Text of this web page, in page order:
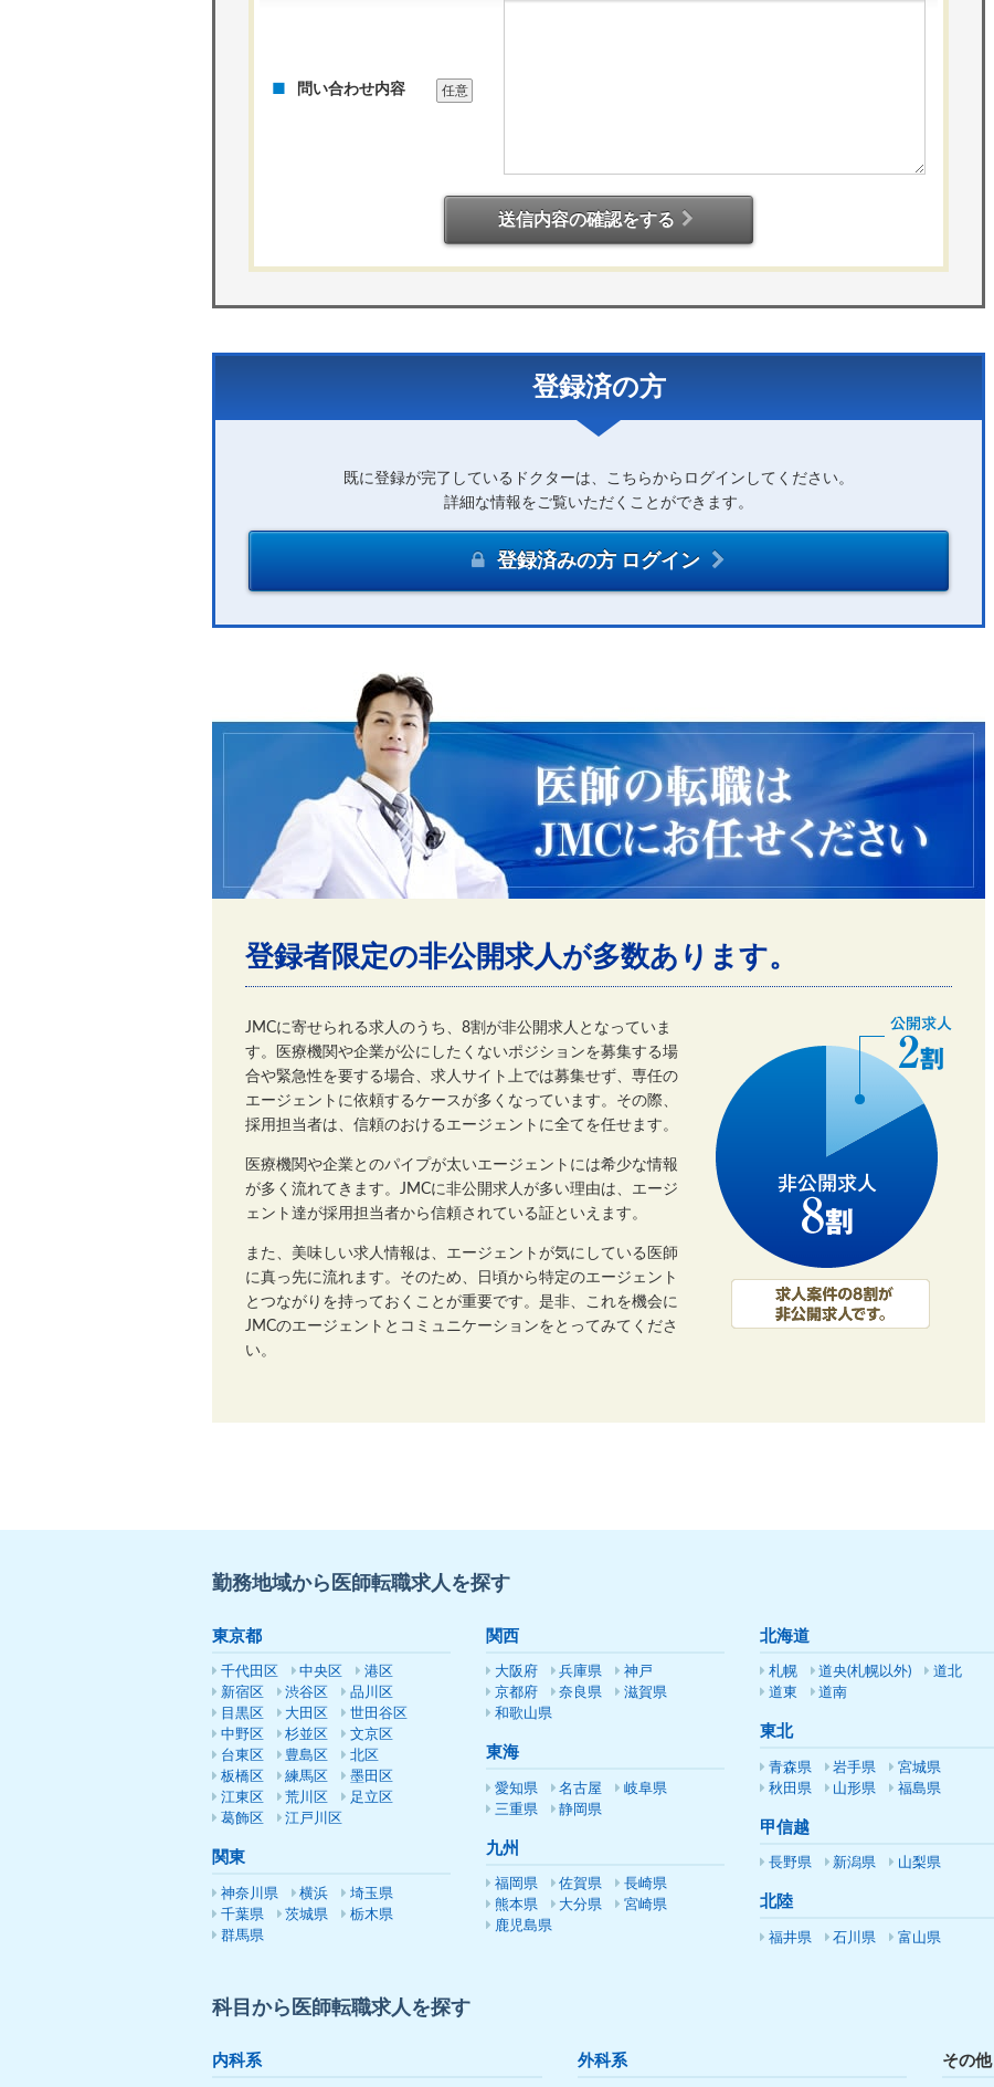
問い合わせ内容 任意
送信内容の確認をする
登録済の方
既に登録が完了しているドクターは、こちらからログインしてください。
詳細な情報をご覧いただくことができます。
登録済みの方 ログイン
登録者限定の非公開求人が多数あります。
JMCに寄せられる求人のうち、8割が非公開求人となっていま
す。医療機関や企業が公にしたくないポジションを募集する場
合や緊急性を要する場合、求人サイト上では募集せず、専任の
エージェントに依頼するケースが多くなっています。その際、
採用担当者は、信頼のおけるエージェントに全てを任せます。
医療機関や企業とのパイプが太いエージェントには希少な情報
が多く流れてきます。JMCに非公開求人が多い理由は、エージ
ェント達が採用担当者から信頼されている証といえます。
また、美味しい求人情報は、エージェントが気にしている医師
に真っ先に流れます。そのため、日頃から特定のエージェント
とつながりを持っておくことが重要です。是非、これを機会に
JMCのエージェントとコミュニケーションをとってみてくださ
い。
勤務地域から医師転職求人を探す
東京都
千代田区 中央区
港区
新宿区
渋谷区
品川区
目黒区
大田区
世田谷区
中野区
杉並区
文京区
台東区
豊島区
北区
板橋区
練馬区
墨田区
江東区
荒川区
足立区
葛飾区
江戸川区
関東
神奈川県 横浜
埼玉県
千葉県
茨城県
栃木県
群馬県
関西
大阪府 兵庫県
神戸
京都府
奈良県
滋賀県
和歌山県
東海
愛知県 名古屋
岐阜県
三重県
静岡県
九州
福岡県 佐賀県
長崎県
熊本県
大分県
宮崎県
鹿児島県
北海道
札幌 道央(札幌以外)
道北
道東
道南
東北
青森県 岩手県
宮城県
秋田県
山形県 福島県
甲信越
長野県 新潟県 山梨県
北陸
福井県 石川県 富山県
科目から医師転職求人を探す
内科系 外科系 その他